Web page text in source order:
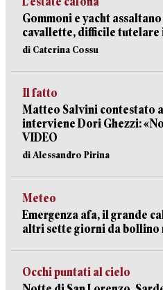
Gommoni e yacht
cavallette, difficile tutelare
di Caterina Cossu
Il fatto
Matteo Salvini contestato
interviene Dori Ghezzi:
VIDEO
di Alessandro Pirina
Meteo
Emergenza afa, il grande
altri sette giorni da bollino
Occhi puntati al cielo